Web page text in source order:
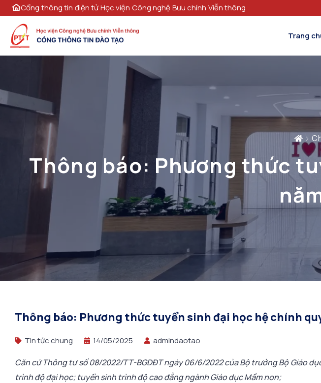
Cổng thông tin điện tử Học viện Công nghệ Bưu chính Viễn thông
Trang
Thông báo: Phương thức
Thông báo: Phương thức tuyển sinh đại học hệ chính
Tin tức chung 14/05/2025 admindaotao
Căn cứ Thông tư số 08/2022/TT-BGDĐT ngày 06/6/2022 của Bộ trưởng Bộ Giáo
trình độ đại học; tuyển sinh trình độ cao đẳng ngành Giáo dục Mầm non;